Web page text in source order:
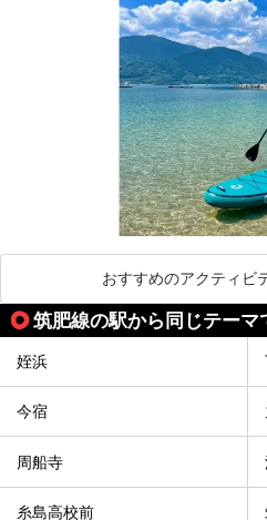
おすすめのアクティビ
筑肥線の駅から同じテーマ
姪浜
今宿
周船寺
糸島高校前